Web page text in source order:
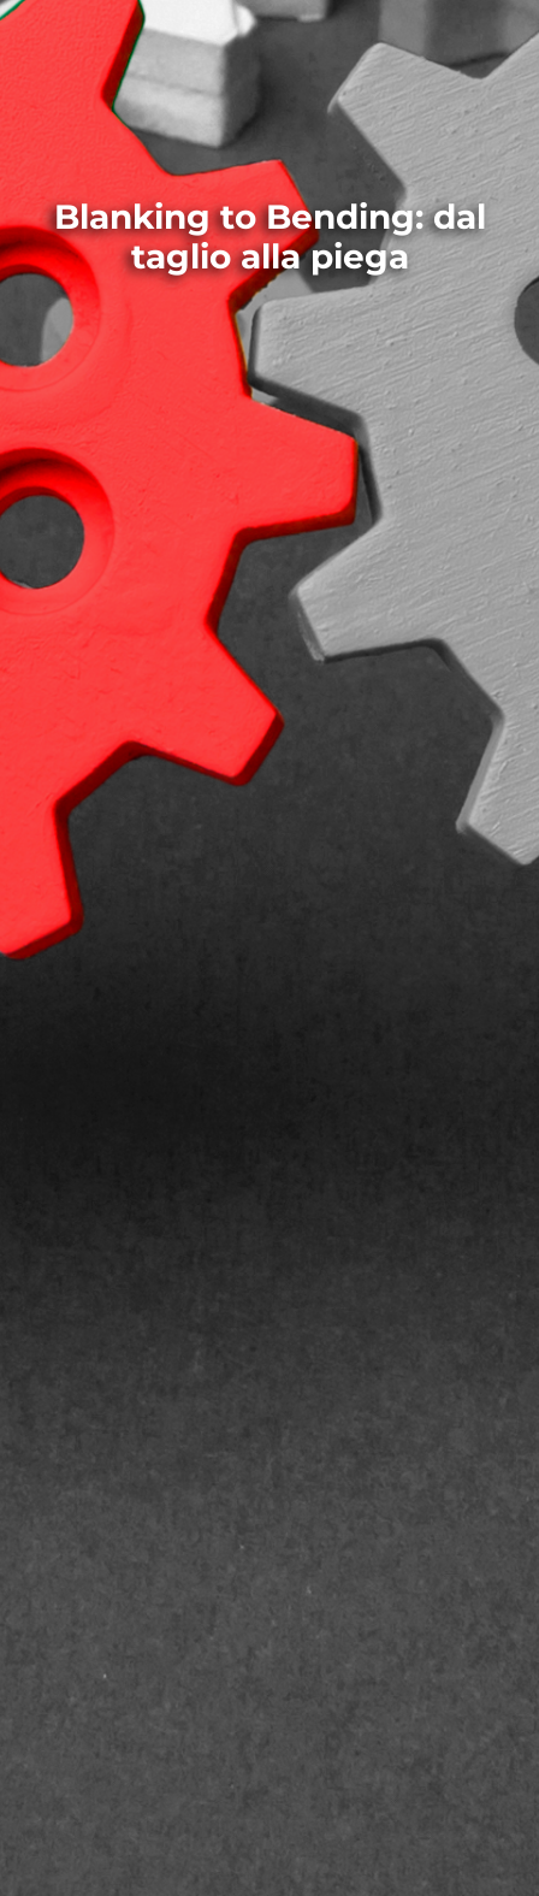
Blanking to Bending: dal
taglio alla piega